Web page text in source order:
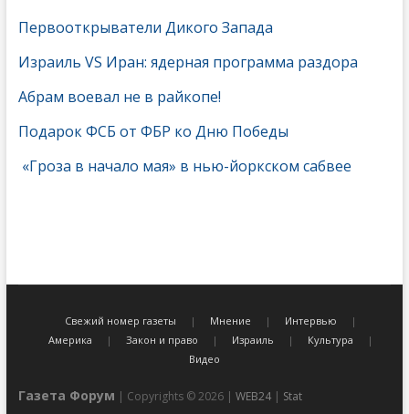
Первооткрыватели Дикого Запада
Израиль VS Иран: ядерная программа раздора
Абрам воевал не в райкопе!
Подарок ФСБ от ФБР ко Дню Победы
«Гроза в начало мая» в нью-йоркском сабвее
Свежий номер газеты Мнение
Интервью
Америка
Закон и право Израиль
Культура
Видео
Газета Форум | Copyrights © 2026 | WEB24| Stat